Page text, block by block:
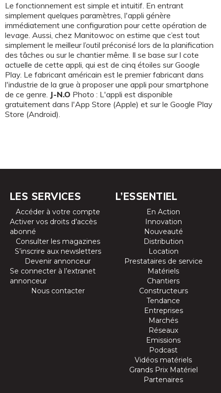
Le fonctionnement est simple et intuitif. En entrant
simplement quelques paramètres, l'appli génère
immédiatement une configuration pour cette opération de
levage. Aussi, chez Manitowoc on estime que c’est tout
simplement le meilleur l’outil préconisé lors de la planification
des tâches ou sur le chantier même. Il se base sur l cote
actuelle de cette appli, qui est de cinq étoiles sur Google
Play. Le fabricant américain est le premier fabricant dans
l'industrie de la grue à proposer une appli pour smartphone
de ce genre. J-N.O Photo : L'appli est disponible
gratuitement dans l'App Store (Apple) et sur le Google Play
Store (Android).
LES SERVICES
Accéder à votre compte
Activer vos droits d’accès
abonné
Consulter les magazines
S’inscrire aux newsletters
Devenir annonceur
Se connecter à l’extranet
annonceur
Nous contacter
L’ESSENTIEL
En Action
Innovation
Nouveauté
Distribution
Location
Prestataires de service
Matériels
Chantiers
Constructeurs
Tendance
Entreprises
Marchés
Réseaux
Emissions
Podcast
Vidéos matériels
Grands Prix Matériel
Partenaires